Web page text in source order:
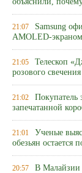
объяснили,
21:07 Samsung
AMOLED-
21:05 Телескоп
розового
21:02 Покупатель
запечатанной
21:01 Ученые
обезьян
20:57 В Малайзии